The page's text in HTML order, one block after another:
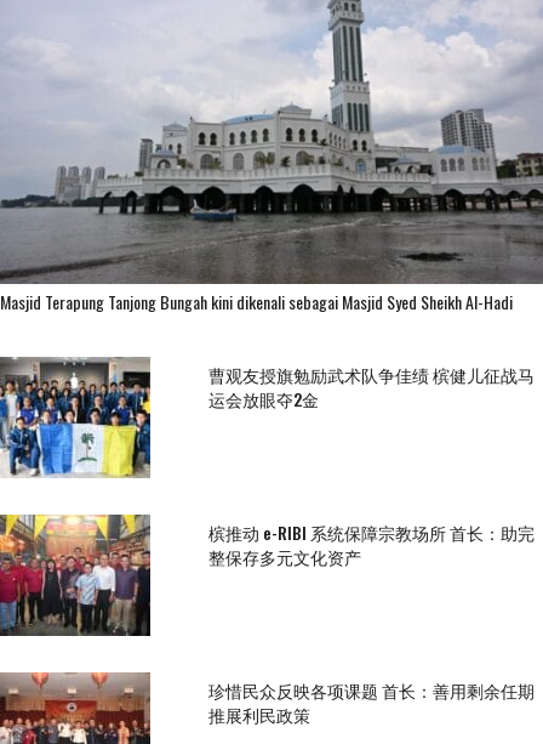
Masjid Terapung Tanjong Bungah kini dikenali sebagai Masjid Syed Sheikh Al-Hadi
曹观友授旗勉励武术队争佳绩 槟健儿征战马
运会放眼夺2金
槟推动 e-RIBI 系统保障宗教场所 首长：助完
整保存多元文化资产
珍惜民众反映各项课题 首长：善用剩余任期
推展利民政策